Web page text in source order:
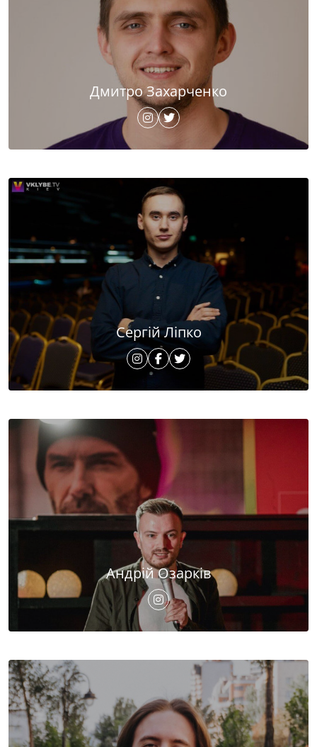
Дмитро Захарченко
Сергій Ліпко
Андрій Озарків